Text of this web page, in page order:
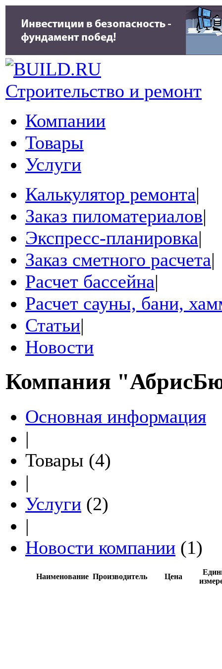
Строительство и ремонт
Компании
Товары
Услуги
Калькулятор ремонта|
Заказ пиломатериалов|
Экспресс-планировка|
Заказ сметного расчета|
Расчет бассейна|
Расчет сауны, бани,
Статьи|
Новости
Компания
Основная информация
|
Товары (4)
|
Услуги (2)
|
Новости компании (1)
Наименование Производитель Цена